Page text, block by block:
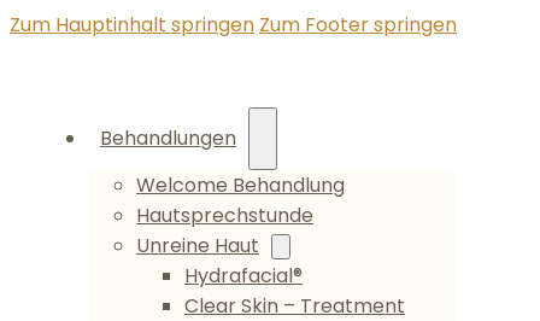
Zum Hauptinhalt springen Zum Footer springen
Behandlungen
Welcome Behandlung
Hautsprechstunde
Unreine Haut
Hydrafacial®
Clear Skin – Treatment